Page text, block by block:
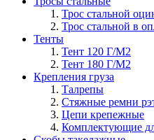
Трос стальной
Трос стальной в
Тенты
Тент 120 Г/М2
Тент 180 Г/М2
Крепления груза
Талрепы
Стяжные ремни
Цепи крепежные
Комплектующие